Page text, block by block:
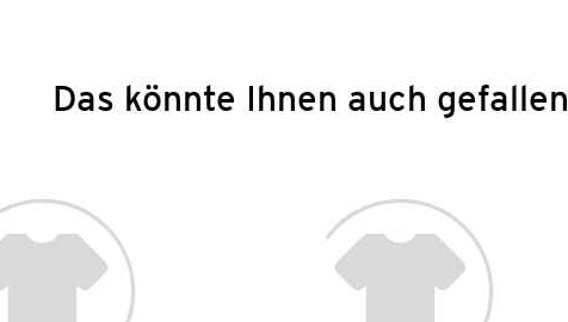
Das könnte Ihnen auch gefallen